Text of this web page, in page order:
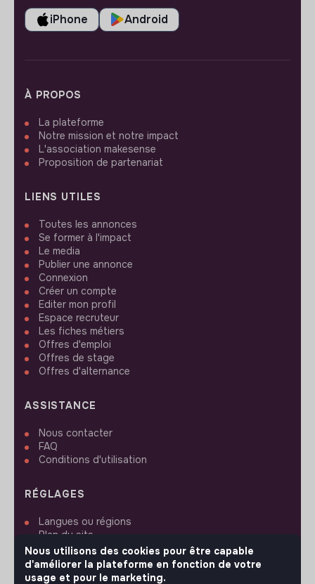
iPhone Android
À PROPOS
La plateforme
Notre mission et notre impact
L'association makesense
Proposition de partenariat
LIENS UTILES
Toutes les annonces
Se former à l'impact
Le media
Publier une annonce
Connexion
Créer un compte
Editer mon profil
Espace recruteur
Les fiches métiers
Offres d'emploi
Offres de stage
Offres d'alternance
ASSISTANCE
Nous contacter
FAQ
Conditions d'utilisation
RÉGLAGES
Langues ou régions
Plan du site
Paramètres des cookies
Nous utilisons des cookies pour être capable
d'améliorer la plateforme en fonction de votre
usage et pour le marketing.